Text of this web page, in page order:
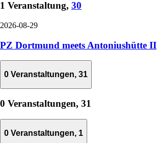
1 Veranstaltung, 30
2026-08-29
PZ Dortmund meets Antoniushütte II
0 Veranstaltungen, 31
0 Veranstaltungen, 31
0 Veranstaltungen, 1